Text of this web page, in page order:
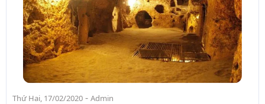
Thứ Hai, 17/02/2020 - Admin